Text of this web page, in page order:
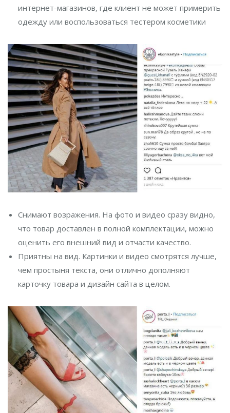
интернет-магазинов, где клиент не может примерить
одежду или воспользоваться тестером косметики
Снимают возражения. На фото и видео сразу видно,
что товар доставлен в полной комплектации, можно
оценить его внешний вид и отчасти качество.
Приятны на вид. Картинки и видео смотрятся лучше,
чем простыня текста, они отлично дополняют
карточку товара и дизайн сайта в целом.